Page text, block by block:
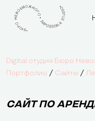
Digital студия Бюро
Портфолио / Сайты /
САЙТ ПО